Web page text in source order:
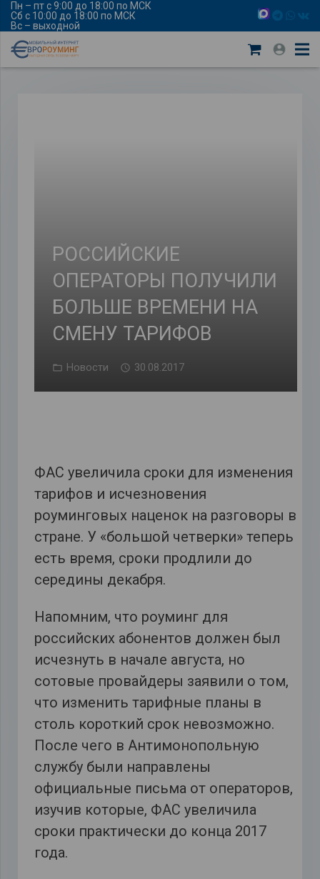
Пн – пт с 9:00 до 18:00 по МСК
Сб с 10:00 до 18:00 по МСК
Вс – выходной
РОССИЙСКИЕ
ОПЕРАТОРЫ ПОЛУЧИЛИ
БОЛЬШЕ ВРЕМЕНИ НА
СМЕНУ ТАРИФОВ
Новости 30.08.2017
ФАС увеличила сроки для изменения
тарифов и исчезновения
роуминговых наценок на разговоры в
стране. У «большой четверки» теперь
есть время, сроки продлили до
середины декабря.
Напомним, что роуминг для
российских абонентов должен был
исчезнуть в начале августа, но
сотовые провайдеры заявили о том,
что изменить тарифные планы в
столь короткий срок невозможно.
После чего в Антимонопольную
службу были направлены
официальные письма от операторов,
изучив которые, ФАС увеличила
сроки практически до конца 2017
года.